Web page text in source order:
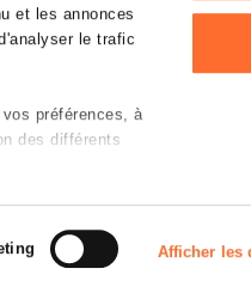
et les annonces
le trafic
préférences, à
des différents
du site)
Afficher les
Protection des